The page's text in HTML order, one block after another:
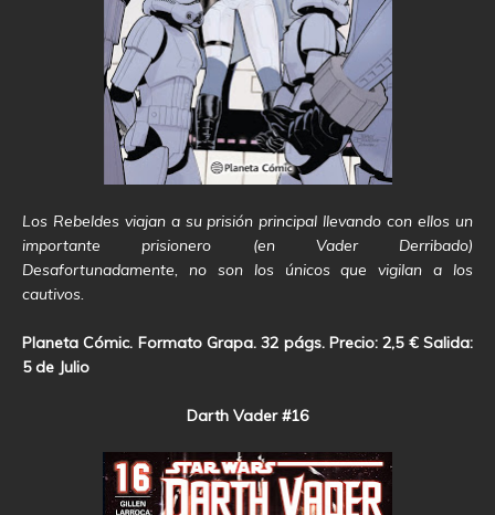
Los Rebeldes viajan a su prisión principal llevando con ellos un
importante prisionero (en Vader Derribado)
Desafortunadamente, no son los únicos que vigilan a los
cautivos.
Planeta Cómic. Formato Grapa. 32 págs. Precio: 2,5 € Salida:
5 de Julio
Darth Vader #16